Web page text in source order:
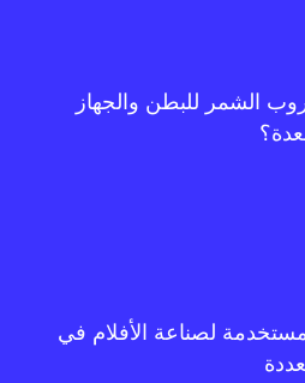
الشمر للبطن والجهاز
لصناعة الأفلام في